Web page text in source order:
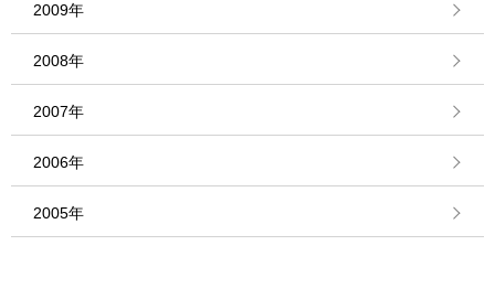
2009年
2008年
2007年
2006年
2005年